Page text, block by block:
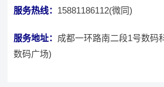
服务热线： 15881186112(微同)
服务地址： 成都一环路南二段1号数码
数码广场)